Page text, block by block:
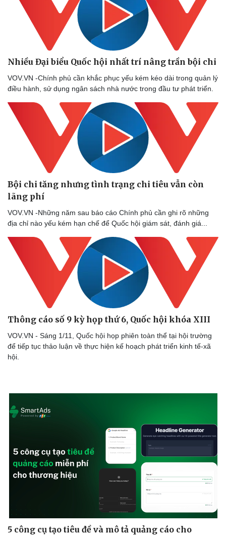
Âm nhạc
Di sản
Nghệ sĩ
Thời trang
Sao Việt
Nhiều Đại biểu Quốc hội nhất trí nâng trần bội chi
VOV.VN -Chính phủ cần khắc phục yếu kém kéo dài trong quản lý
điều hành, sử dụng ngân sách nhà nước trong đầu tư phát triển.
Bội chi tăng nhưng tình trạng chi tiêu vẫn còn
lãng phí
VOV.VN -Những năm sau báo cáo Chính phủ cần ghi rõ những
địa chỉ nào yếu kém hạn chế để Quốc hội giám sát, đánh giá...
Thông cáo số 9 kỳ họp thứ 6, Quốc hội khóa XIII
VOV.VN - Sáng 1/11, Quốc hội họp phiên toàn thể tại hội trường
để tiếp tục thảo luận về thực hiện kế hoạch phát triển kinh tế-xã
hội.
5 công cụ tạo tiêu đề và mô tả quảng cáo cho